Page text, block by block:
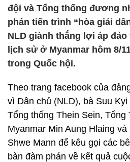
đội và Tổng thống đương
phán tiến trình “hòa giải
NLD giành thắng lợi áp
lịch sử ở Myanmar hôm 8/
trong Quốc hội.
Theo trang facebook của
vì Dân chủ (NLD), bà Suu
Tổng thống Thein Sein, Tổng
Myanmar Min Aung Hlaing
Shwe Mann để kêu gọi các
bàn đàm phán về kết quả